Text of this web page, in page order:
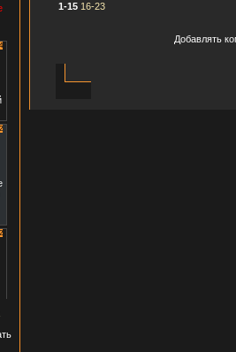
1-15 16-23
Добавлять